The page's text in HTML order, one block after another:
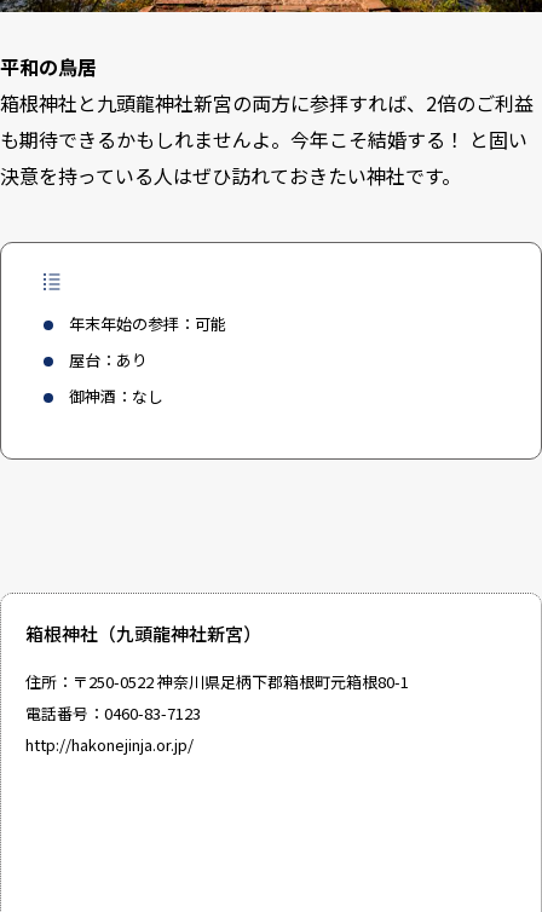
平和の鳥居
箱根神社と九頭龍神社新宮の両方に参拝すれば、2倍のご利益
も期待できるかもしれませんよ。今年こそ結婚する！ と固い
決意を持っている人はぜひ訪れておきたい神社です。
年末年始の参拝：可能
屋台：あり
御神酒：なし
箱根神社（九頭龍神社新宮）
住所：〒250-0522 神奈川県足柄下郡箱根町元箱根80-1
電話番号：0460-83-7123
http://hakonejinja.or.jp/